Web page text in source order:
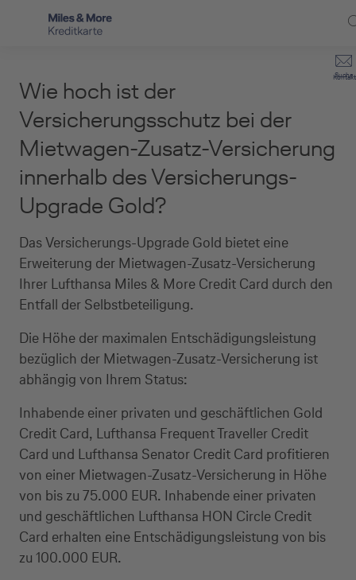
Direkt zur Suche (Enter drücken)
Direkt zum Hauptinhalt (Enter drücken)
Kontakt
Suche
Selbstständige
Unternehmen
Service
Miles & More Programm
Schritt für Schritt zur neuen Karte
Kreditkarte empfehlen
Kreditkarten-Banking
Kreditkarte beantragen
Wie hoch ist der
Versicherungsschutz bei der
Mietwagen-Zusatz-Versicherung
innerhalb des Versicherungs-
Upgrade Gold?
Das Versicherungs-Upgrade Gold bietet eine
Erweiterung der Mietwagen-Zusatz-Versicherung
Ihrer Lufthansa Miles & More Credit Card durch den
Entfall der Selbstbeteiligung.
Die Höhe der maximalen Entschädigungsleistung
bezüglich der Mietwagen-Zusatz-Versicherung ist
abhängig von Ihrem Status:
Inhabende einer privaten und geschäftlichen Gold
Credit Card, Lufthansa Frequent Traveller Credit
Card und Lufthansa Senator Credit Card profitieren
von einer Mietwagen-Zusatz-Versicherung in Höhe
von bis zu 75.000 EUR. Inhabende einer privaten
und geschäftlichen Lufthansa HON Circle Credit
Card erhalten eine Entschädigungsleistung von bis
zu 100.000 EUR.